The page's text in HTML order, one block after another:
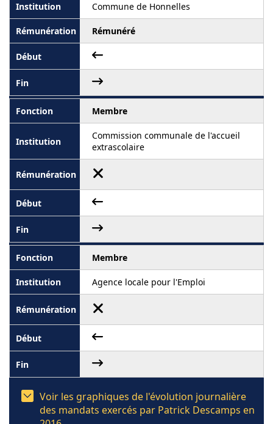
Commune de Honnelles
Rémunéré
Membre
Commission communale de l'accueil
extrascolaire
Membre
Agence locale pour l'Emploi
Voir les graphiques de l'évolution journalière
des mandats exercés par Patrick Descamps en